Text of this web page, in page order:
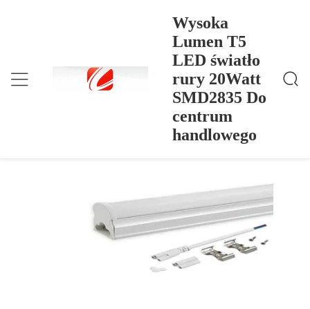
Wysoka
Lumen T5
LED światło
rury 20Watt
SMD2835 Do
centrum
handlowego
Wysoka Lumen T5 LED Światło Rury 20Watt SMD2
835 Do Centrum Handlowego
Wysoka Lumen T5 LED światło rury
20Watt SMD2835 Do centrum